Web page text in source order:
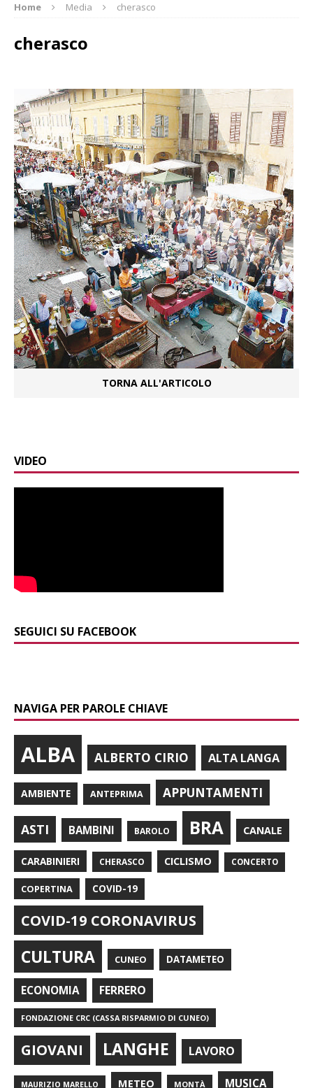
Home Media cherasco
cherasco
TORNA ALL'ARTICOLO
VIDEO
SEGUICI SU FACEBOOK
NAVIGA PER PAROLE CHIAVE
ALBA ALBERTO CIRIO ALTA LANGA
AMBIENTE ANTEPRIMA APPUNTAMENTI
ASTI BAMBINI BAROLO BRA CANALE
CARABINIERI CHERASCO CICLISMO CONCERTO
COPERTINA COVID-19
COVID-19 CORONAVIRUS
CULTURA CUNEO DATAMETEO
ECONOMIA FERRERO
FONDAZIONE CRC (CASSA RISPARMIO DI CUNEO)
GIOVANI LANGHE LAVORO
MAURIZIO MARELLO METEO MONTÀ MUSICA